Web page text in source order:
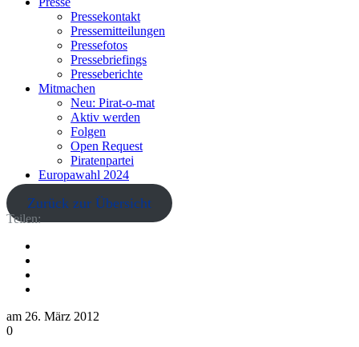
Pressekontakt
Pressemitteilungen
Pressefotos
Pressebriefings
Presseberichte
Mitmachen
Neu: Pirat-o-mat
Aktiv werden
Folgen
Open Request
Piratenpartei
Europawahl 2024
Zurück zur Übersicht
Teilen:
am 26. März 2012
0